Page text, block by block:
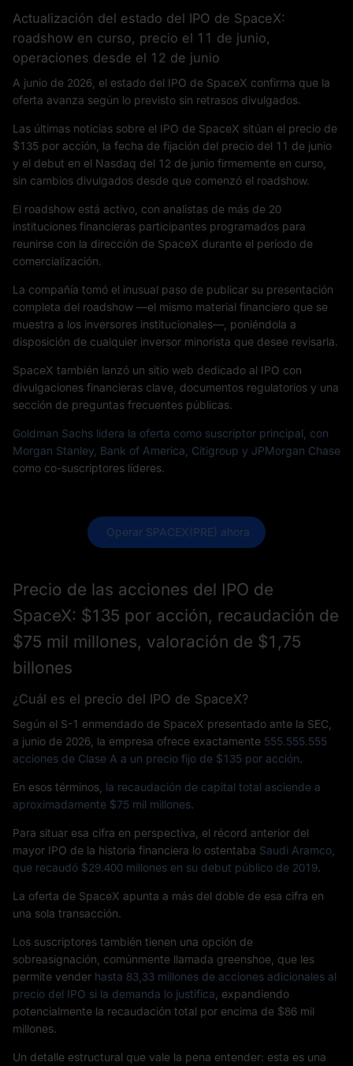
Actualización del estado del IPO de SpaceX:
roadshow en curso, precio el 11 de junio,
operaciones desde el 12 de junio
A junio de 2026, el estado del IPO de SpaceX confirma que la
oferta avanza según lo previsto sin retrasos divulgados.
Las últimas noticias sobre el IPO de SpaceX sitúan el precio de
$135 por acción, la fecha de fijación del precio del 11 de junio
y el debut en el Nasdaq del 12 de junio firmemente en curso,
sin cambios divulgados desde que comenzó el roadshow.
El roadshow está activo, con analistas de más de 20
instituciones financieras participantes programados para
reunirse con la dirección de SpaceX durante el período de
comercialización.
La compañía tomó el inusual paso de publicar su presentación
completa del roadshow —el mismo material financiero que se
muestra a los inversores institucionales—, poniéndola a
disposición de cualquier inversor minorista que desee revisarla.
SpaceX también lanzó un sitio web dedicado al IPO con
divulgaciones financieras clave, documentos regulatorios y una
sección de preguntas frecuentes públicas.
Goldman Sachs lidera la oferta como suscriptor principal, con
Morgan Stanley, Bank of America, Citigroup y JPMorgan Chase
como co-suscriptores líderes.
Operar SPACEX(PRE) ahora
Precio de las acciones del IPO de
SpaceX: $135 por acción, recaudación de
$75 mil millones, valoración de $1,75
billones
¿Cuál es el precio del IPO de SpaceX?
Según el S-1 enmendado de SpaceX presentado ante la SEC,
a junio de 2026, la empresa ofrece exactamente 555.555.555
acciones de Clase A a un precio fijo de $135 por acción.
En esos términos, la recaudación de capital total asciende a
aproximadamente $75 mil millones.
Para situar esa cifra en perspectiva, el récord anterior del
mayor IPO de la historia financiera lo ostentaba Saudi Aramco,
que recaudó $29.400 millones en su debut público de 2019.
La oferta de SpaceX apunta a más del doble de esa cifra en
una sola transacción.
Los suscriptores también tienen una opción de
sobreasignación, comúnmente llamada greenshoe, que les
permite vender hasta 83,33 millones de acciones adicionales al
precio del IPO si la demanda lo justifica , expandiendo
potencialmente la recaudación total por encima de $86 mil
millones.
Un detalle estructural que vale la pena entender: esta es una